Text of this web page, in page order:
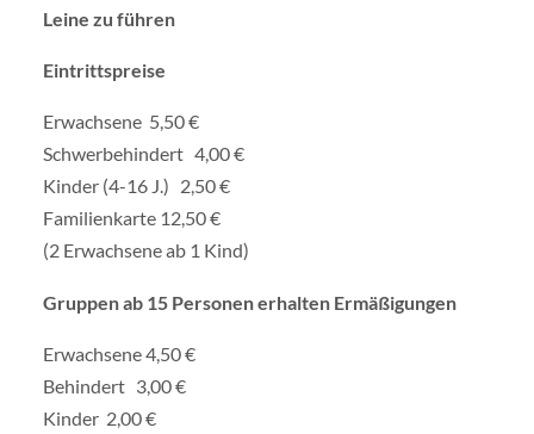
Leine zu führen
Eintrittspreise
Erwachsene 5,50 €
Schwerbehindert 4,00 €
Kinder (4-16 J.) 2,50 €
Familienkarte 12,50 €
(2 Erwachsene ab 1 Kind)
Gruppen ab 15 Personen erhalten Ermäßigungen
Erwachsene 4,50 €
Behindert 3,00 €
Kinder 2,00 €